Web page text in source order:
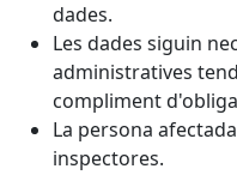
dades.
Les dades siguin
administratives
compliment
La persona
inspectores.